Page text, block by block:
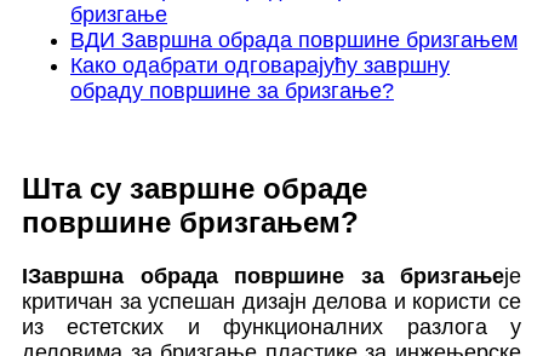
бризгање
ВДИ Завршна обрада површине бризгањем
Како одабрати одговарајућу завршну
обраду површине за бризгање?
Шта су завршне обраде
површине бризгањем?
IЗавршна обрада површине за бризгањеје
критичан за успешан дизајн делова и користи се
из естетских и функционалних разлога у